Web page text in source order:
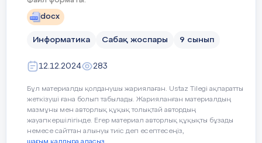
бағалау
ортасы
Спрайт –
ойындағы графикалық
нысандар,
көбінесе кейіпкерлер. Әдетте
Кейбір оқушылар:
пайдалылығын салыстыру,
docx
Информатика Сабақ жоспары 9 сынып
12.12.2024 283
Бұл материалды қолданушы жариялаған. Ustaz Tilegi ақпаратты
жеткізуші ғана болып табылады. Жарияланған материалдың
мазмұны мен авторлық құқық толықтай автордың
жауапкершілігінде. Егер материал авторлық құқықты бұзады
немесе сайттан алынуы тиіс деп есептесеңіз,